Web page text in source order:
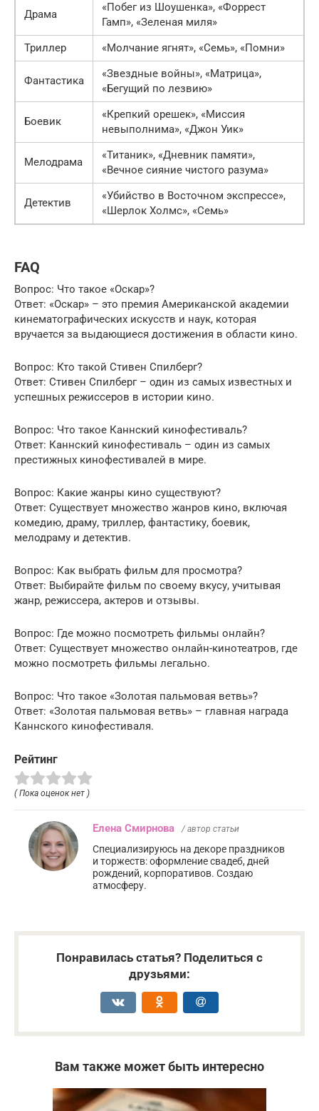
Драма
«Побег из Шоушенка», «Форрест
Гамп», «Зеленая миля»
Триллер
«Молчание ягнят», «Семь», «Помни»
Фантастика
«Звездные войны», «Матрица»,
«Бегущий по лезвию»
Боевик
«Крепкий орешек», «Миссия
невыполнима», «Джон Уик»
Мелодрама
«Титаник», «Дневник памяти»,
«Вечное сияние чистого разума»
Детектив
«Убийство в Восточном экспрессе»,
«Шерлок Холмс», «Семь»
FAQ
Вопрос: Что такое «Оскар»?
Ответ: «Оскар» – это премия Американской академии
кинематографических искусств и наук, которая
вручается за выдающиеся достижения в области кино.
Вопрос: Кто такой Стивен Спилберг?
Ответ: Стивен Спилберг – один из самых известных и
успешных режиссеров в истории кино.
Вопрос: Что такое Каннский кинофестиваль?
Ответ: Каннский кинофестиваль – один из самых
престижных кинофестивалей в мире.
Вопрос: Какие жанры кино существуют?
Ответ: Существует множество жанров кино, включая
комедию, драму, триллер, фантастику, боевик,
мелодраму и детектив.
Вопрос: Как выбрать фильм для просмотра?
Ответ: Выбирайте фильм по своему вкусу, учитывая
жанр, режиссера, актеров и отзывы.
Вопрос: Где можно посмотреть фильмы онлайн?
Ответ: Существует множество онлайн-кинотеатров, где
можно посмотреть фильмы легально.
Вопрос: Что такое «Золотая пальмовая ветвь»?
Ответ: «Золотая пальмовая ветвь» – главная награда
Каннского кинофестиваля.
Рейтинг
( Пока оценок нет )
Елена Смирнова / автор статьи
Специализируюсь на декоре праздников
и торжеств: оформление свадеб, дней
рождений, корпоративов. Создаю
атмосферу.
Понравилась статья? Поделиться с
друзьями:
Вам также может быть интересно